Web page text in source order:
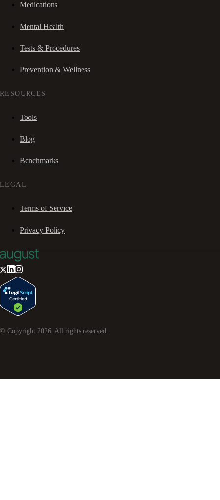
Medications
Mental Health
Tests & Procedures
Prevention & Wellness
RESOURCES
Tools
Blog
Benchmarks
LEGAL
Terms of Service
Privacy Policy
© Copyright 2026. All rights reserved.